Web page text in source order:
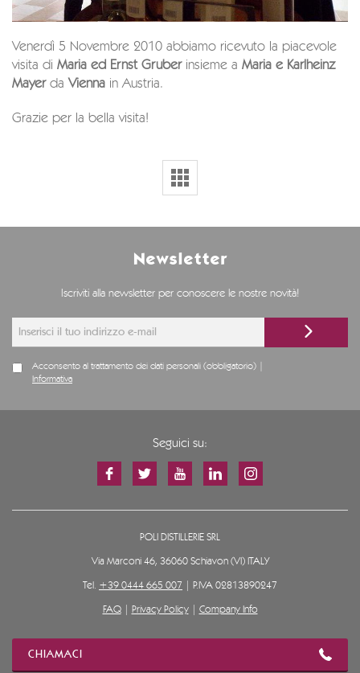
Venerdì 5 Novembre 2010 abbiamo ricevuto la piacevole
visita di Maria ed Ernst Gruberinsieme a Maria e Karlheinz
Mayer da Vienna in Austria.
Grazie per la bella visita!
Newsletter
Iscriviti alla newsletter per conoscere le nostre novità!
Acconsento al trattamento dei dati personali (obbligatorio) |
Informativa
Seguici su:
POLI DISTILLERIE SRL
Via Marconi 46, 36060 Schiavon (VI) ITALY
Tel. +39 0444 665 007 | P.IVA 02813890247
FAQ| Privacy Policy| Company Info
CHIAMACI